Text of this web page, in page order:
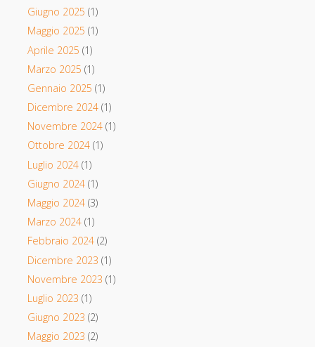
Giugno 2025 (1)
Maggio 2025 (1)
Aprile 2025 (1)
Marzo 2025 (1)
Gennaio 2025 (1)
Dicembre 2024(1)
Novembre 2024(1)
Ottobre 2024(1)
Luglio 2024(1)
Giugno 2024(1)
Maggio 2024(3)
Marzo 2024(1)
Febbraio 2024(2)
Dicembre 2023 (1)
Novembre 2023 (1)
Luglio 2023 (1)
Giugno 2023 (2)
Maggio 2023 (2)